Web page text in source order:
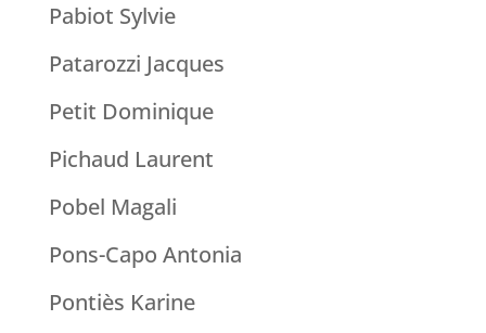
Pabiot Sylvie
Patarozzi Jacques
Petit Dominique
Pichaud Laurent
Pobel Magali
Pons-Capo Antonia
Pontiès Karine